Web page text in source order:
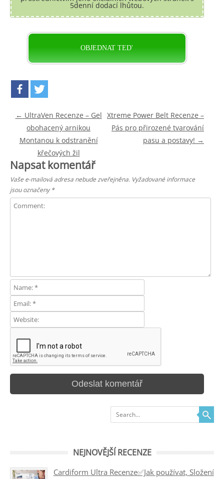
5denní dodací lhůtou.
OBJEDNAT TED'
Post navigation
← UltraVen Recenze – Gel
obohacený arnikou
Montanou k odstranění
křečových žil
Xtreme Power Belt Recenze –
Pás pro přirozené tvarování
pasu a postavy! →
Napsat komentář
Vaše e-mailová adresa nebude zveřejněna. Vyžadované informace
jsou označeny*
Search
NEJNOVĚJŠÍ RECENZE
Cardiform Ultra Recenze✅Jak používat, Složení